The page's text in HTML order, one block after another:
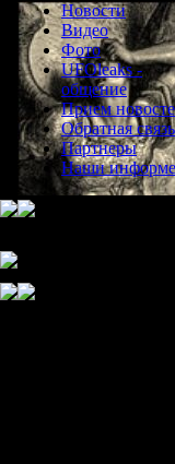
Новости
Видео
Фото
UFOleaks -
общение
Прием
Обратная связь
Партнеры
Наши